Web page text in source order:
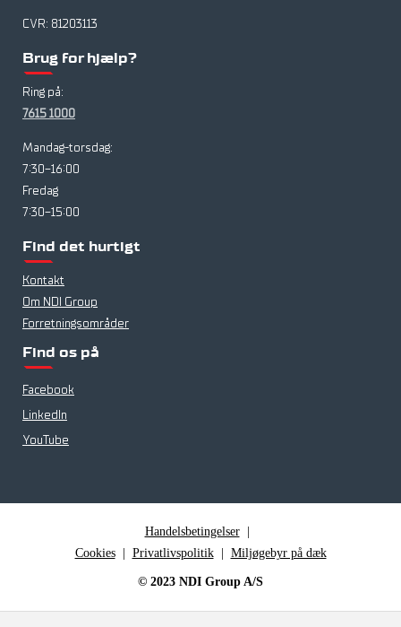
CVR: 81203113
Brug for hjælp?
Ring på:
7615 1000
Mandag-torsdag:
7:30-16:00
Fredag
7:30-15:00
Find det hurtigt
Kontakt
Om NDI Group
Forretningsområder
Find os på
Facebook
LinkedIn
YouTube
Handelsbetingelser|
Cookies| Privatlivspolitik| Miljøgebyr på dæk
© 2023 NDI Group A/S